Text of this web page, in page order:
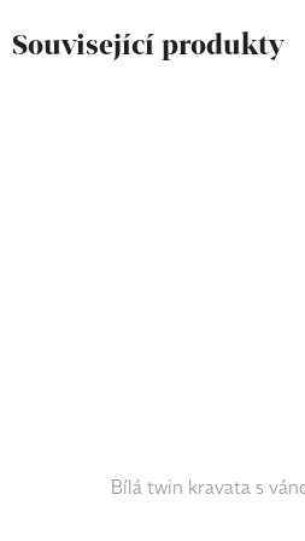
Související produkty
Bílá twin kravata s